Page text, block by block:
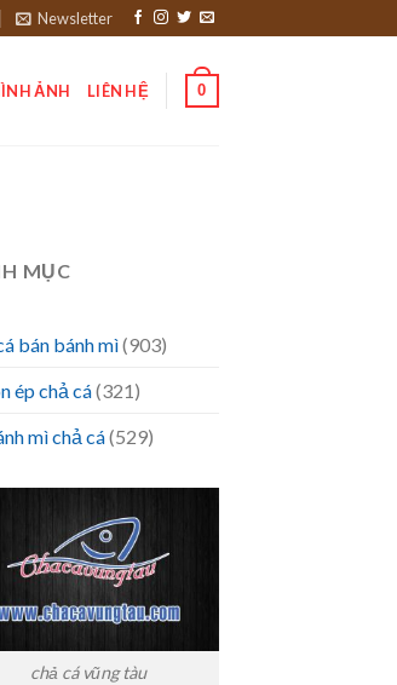
Newsletter
ẢNH LIÊN HỆ 0
MỤC
bán bánh mì(903)
ép chả cá(321)
mì chả cá(529)
chả cá vũng tàu